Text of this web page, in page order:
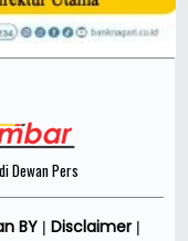
Dewan Pers
BY| Disclaimer|